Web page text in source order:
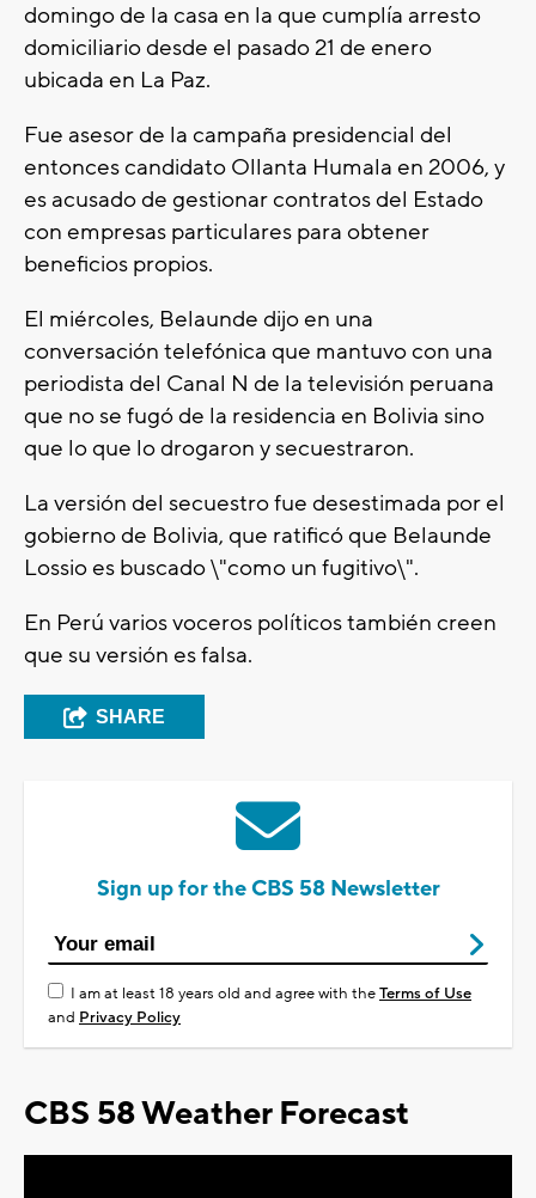
domingo de la casa en la que cumplía arresto
domiciliario desde el pasado 21 de enero
ubicada en La Paz.
Fue asesor de la campaña presidencial del
entonces candidato Ollanta Humala en 2006, y
es acusado de gestionar contratos del Estado
con empresas particulares para obtener
beneficios propios.
El miércoles, Belaunde dijo en una
conversación telefónica que mantuvo con una
periodista del Canal N de la televisión peruana
que no se fugó de la residencia en Bolivia sino
que lo que lo drogaron y secuestraron.
La versión del secuestro fue desestimada por el
gobierno de Bolivia, que ratificó que Belaunde
Lossio es buscado \"como un fugitivo\".
En Perú varios voceros políticos también creen
que su versión es falsa.
SHARE
Sign up for the CBS 58 Newsletter
I am at least 18 years old and agree with theTerms of Use
and Privacy Policy
CBS 58 Weather Forecast